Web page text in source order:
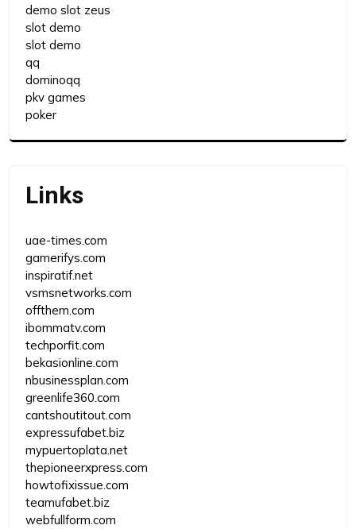
demo slot zeus
slot demo
slot demo
qq
dominoqq
pkv games
poker
Links
uae-times.com
gamerifys.com
inspiratif.net
vsmsnetworks.com
offthem.com
ibommatv.com
techporfit.com
bekasionline.com
nbusinessplan.com
greenlife360.com
cantshoutitout.com
expressufabet.biz
mypuertoplata.net
thepioneerxpress.com
howtofixissue.com
teamufabet.biz
webfullform.com